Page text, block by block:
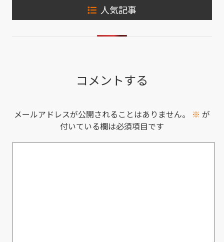
人気記事
コメントする
メールアドレスが公開されることはありません。 ※ が
付いている欄は必須項目です